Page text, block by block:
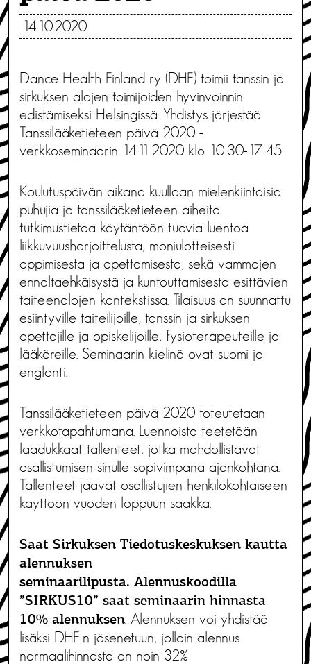
14.10.2020
Dance Health Finland ry (DHF) toimii tanssin ja
sirkuksen alojen toimijoiden hyvinvoinnin
edistämiseksi Helsingissä. Yhdistys järjestää
Tanssilääketieteen päivä 2020 -
verkkoseminaarin 14.11.2020 klo 10:30-17:45.
Koulutuspäivän aikana kuullaan mielenkiintoisia
puhujia ja tanssilääketieteen aiheita:
tutkimustietoa käytäntöön tuovia luentoa
liikkuvuusharjoittelusta, moniulotteisesti
oppimisesta ja opettamisesta, sekä vammojen
ennaltaehkäisystä ja kuntouttamisesta esittävien
taiteenalojen kontekstissa. Tilaisuus on suunnattu
esiintyville taiteilijoille, tanssin ja sirkuksen
opettajille ja opiskelijoille, fysioterapeuteille ja
lääkäreille. Seminaarin kielinä ovat suomi ja
englanti.
Tanssilääketieteen päivä 2020 toteutetaan
verkkotapahtumana. Luennoista teetetään
laadukkaat tallenteet, jotka mahdollistavat
osallistumisen sinulle sopivimpana ajankohtana.
Tallenteet jäävät osallistujien henkilökohtaiseen
käyttöön vuoden loppuun saakka.
Saat Sirkuksen Tiedotuskeskuksen kautta
alennuksen
seminaarilipusta. Alennuskoodilla
”SIRKUS10” saat seminaarin hinnasta
10% alennuksen . Alennuksen voi yhdistää
lisäksi DHF:n jäsenetuun, jolloin alennus
normaalihinnasta on noin 32%